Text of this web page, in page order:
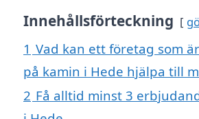
Innehållsförteckning
1 Vad kan ett företag som
på kamin i Hede hjälpa till
2 Få alltid minst 3